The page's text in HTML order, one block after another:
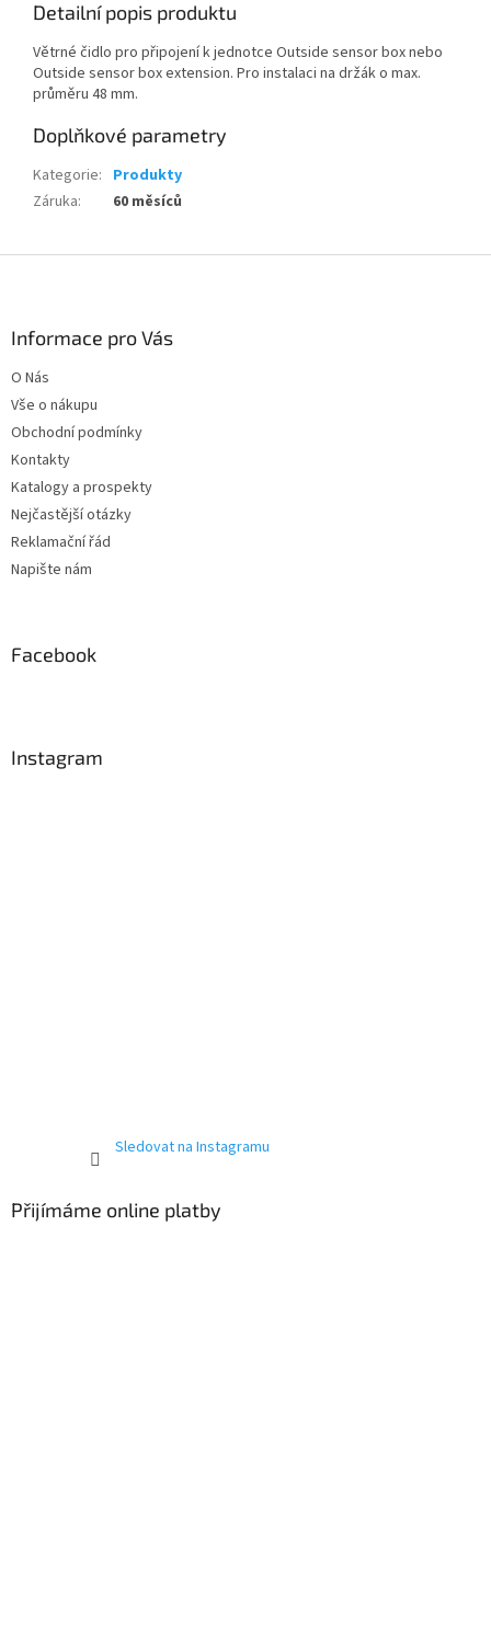
Detailní popis produktu
Větrné čidlo pro připojení k jednotce Outside sensor box nebo
Outside sensor box extension. Pro instalaci na držák o max.
průměru 48 mm.
Doplňkové parametry
Kategorie: Produkty
Záruka: 60 měsíců
Informace pro Vás
O Nás
Vše o nákupu
Obchodní podmínky
Kontakty
Katalogy a prospekty
Nejčastější otázky
Reklamační řád
Napište nám
Facebook
Instagram
Sledovat na Instagramu
Přijímáme online platby